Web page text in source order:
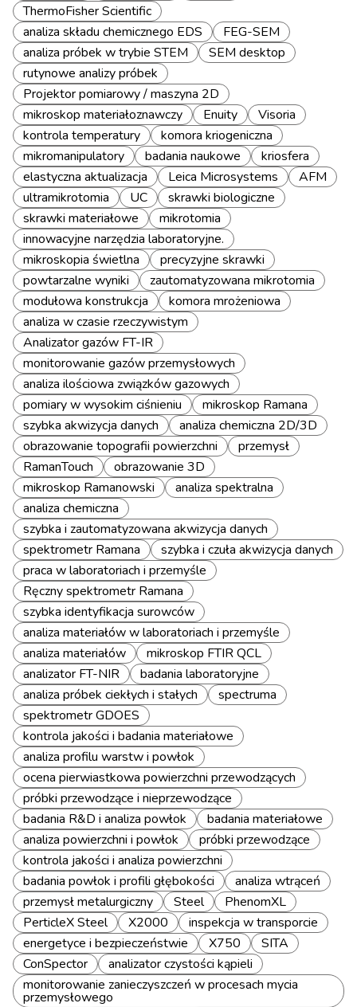
ThermoFisher Scientific
analiza składu chemicznego EDS
FEG-SEM
analiza próbek w trybie STEM
SEM desktop
rutynowe analizy próbek
Projektor pomiarowy / maszyna 2D
mikroskop materiałoznawczy
Enuity
Visoria
kontrola temperatury
komora kriogeniczna
mikromanipulatory
badania naukowe
kriosfera
elastyczna aktualizacja
Leica Microsystems
AFM
ultramikrotomia
UC
skrawki biologiczne
skrawki materiałowe
mikrotomia
innowacyjne narzędzia laboratoryjne.
mikroskopia świetlna
precyzyjne skrawki
powtarzalne wyniki
zautomatyzowana mikrotomia
modułowa konstrukcja
komora mrożeniowa
analiza w czasie rzeczywistym
Analizator gazów FT-IR
monitorowanie gazów przemysłowych
analiza ilościowa związków gazowych
pomiary w wysokim ciśnieniu
mikroskop Ramana
szybka akwizycja danych
analiza chemiczna 2D/3D
obrazowanie topografii powierzchni
przemysł
RamanTouch
obrazowanie 3D
mikroskop Ramanowski
analiza spektralna
analiza chemiczna
szybka i zautomatyzowana akwizycja danych
spektrometr Ramana
szybka i czuła akwizycja danych
praca w laboratoriach i przemyśle
Ręczny spektrometr Ramana
szybka identyfikacja surowców
analiza materiałów w laboratoriach i przemyśle
analiza materiałów
mikroskop FTIR QCL
analizator FT-NIR
badania laboratoryjne
analiza próbek ciekłych i stałych
spectruma
spektrometr GDOES
kontrola jakości i badania materiałowe
analiza profilu warstw i powłok
ocena pierwiastkowa powierzchni przewodzących
próbki przewodzące i nieprzewodzące
badania R&D i analiza powłok
badania materiałowe
analiza powierzchni i powłok
próbki przewodzące
kontrola jakości i analiza powierzchni
badania powłok i profili głębokości
analiza wtrąceń
przemysł metalurgiczny
Steel
PhenomXL
PerticleX Steel
X2000
inspekcja w transporcie
energetyce i bezpieczeństwie
X750
SITA
ConSpector
analizator czystości kąpieli
monitorowanie zanieczyszczeń w procesach mycia
przemysłowego